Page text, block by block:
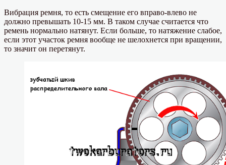
Вибрация ремня, то есть смещение его вправо-влево не
должно превышать 10-15 мм. В таком случае считается что
ремень нормально натянут. Если больше, то натяжение слабое,
если этот участок ремня вообще не шелохнется при вращении,
то значит он перетянут.